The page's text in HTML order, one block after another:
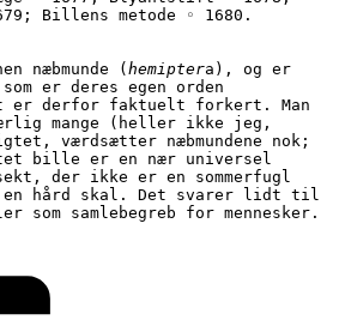
Billens metode ◦ 1680.
næbmunde ( hemiptera), og er
er deres egen orden
er derfor faktuelt forkert. Man
mange (heller ikke jeg,
værdsætter næbmundene nok;
bille er en nær universel
der ikke er en sommerfugl
en hård skal. Det svarer lidt til
som samlebegreb for mennesker.